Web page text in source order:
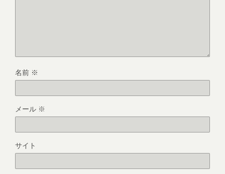
名前 ※
メール ※
サイト